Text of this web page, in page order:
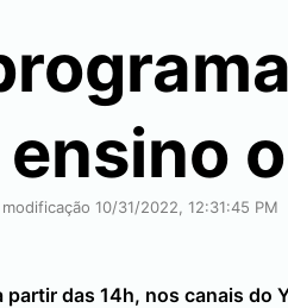
10/31/2022, 12:31:45 PM
das 14h, nos canais do